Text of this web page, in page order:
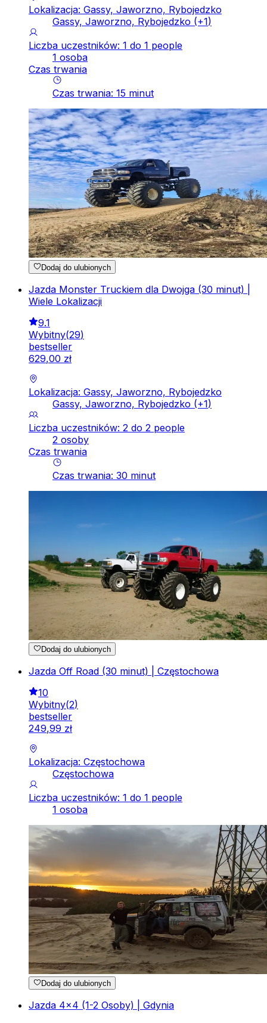
Lokalizacja: Gassy, Jaworzno, Rybojedzko
Gassy, Jaworzno, Rybojedzko (+1)
Liczba uczestników: 1 do 1 people
1 osoba
Czas trwania
Czas trwania: 15 minut
Dodaj do ulubionych
Jazda Monster Truckiem dla Dwojga (30 minut) |
Wiele Lokalizacji
9.1
Wybitny(29)
bestseller
629,00 zł
Lokalizacja: Gassy, Jaworzno, Rybojedzko
Gassy, Jaworzno, Rybojedzko (+1)
Liczba uczestników: 2 do 2 people
2 osoby
Czas trwania
Czas trwania: 30 minut
Dodaj do ulubionych
Jazda Off Road (30 minut) | Częstochowa
10
Wybitny(2)
bestseller
249,99 zł
Lokalizacja: Częstochowa
Częstochowa
Liczba uczestników: 1 do 1 people
1 osoba
Dodaj do ulubionych
Jazda 4x4 (1-2 Osoby) | Gdynia